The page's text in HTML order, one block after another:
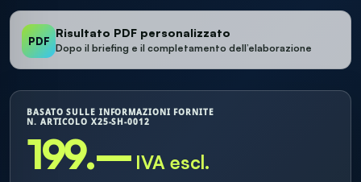
PDF
Risultato PDF personalizzato
Dopo il briefing e il completamento dell’elaborazione
BASATO SULLE INFORMAZIONI FORNITE
N. ARTICOLO X25-SH-0012
199.– IVA escl.